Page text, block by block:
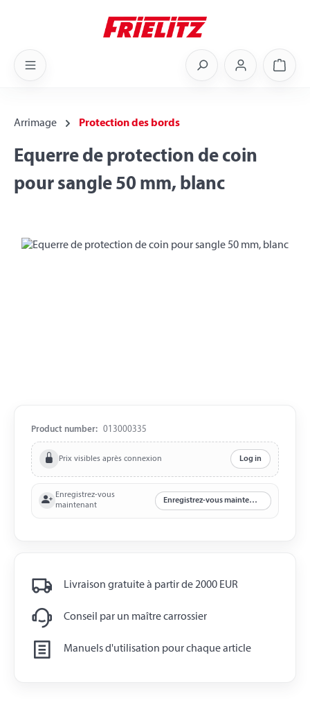
Arrimage Protection des bords
Equerre de protection de coin
pour sangle 50 mm, blanc
Skip image gallery
Product number: 013000335
Prix visibles après connexion Log in
Enregistrez-vous
maintenant
Enregistrez-vous maintenant
Livraison gratuite à partir de 2000 EUR
Conseil par un maître carrossier
Manuels d'utilisation pour chaque article